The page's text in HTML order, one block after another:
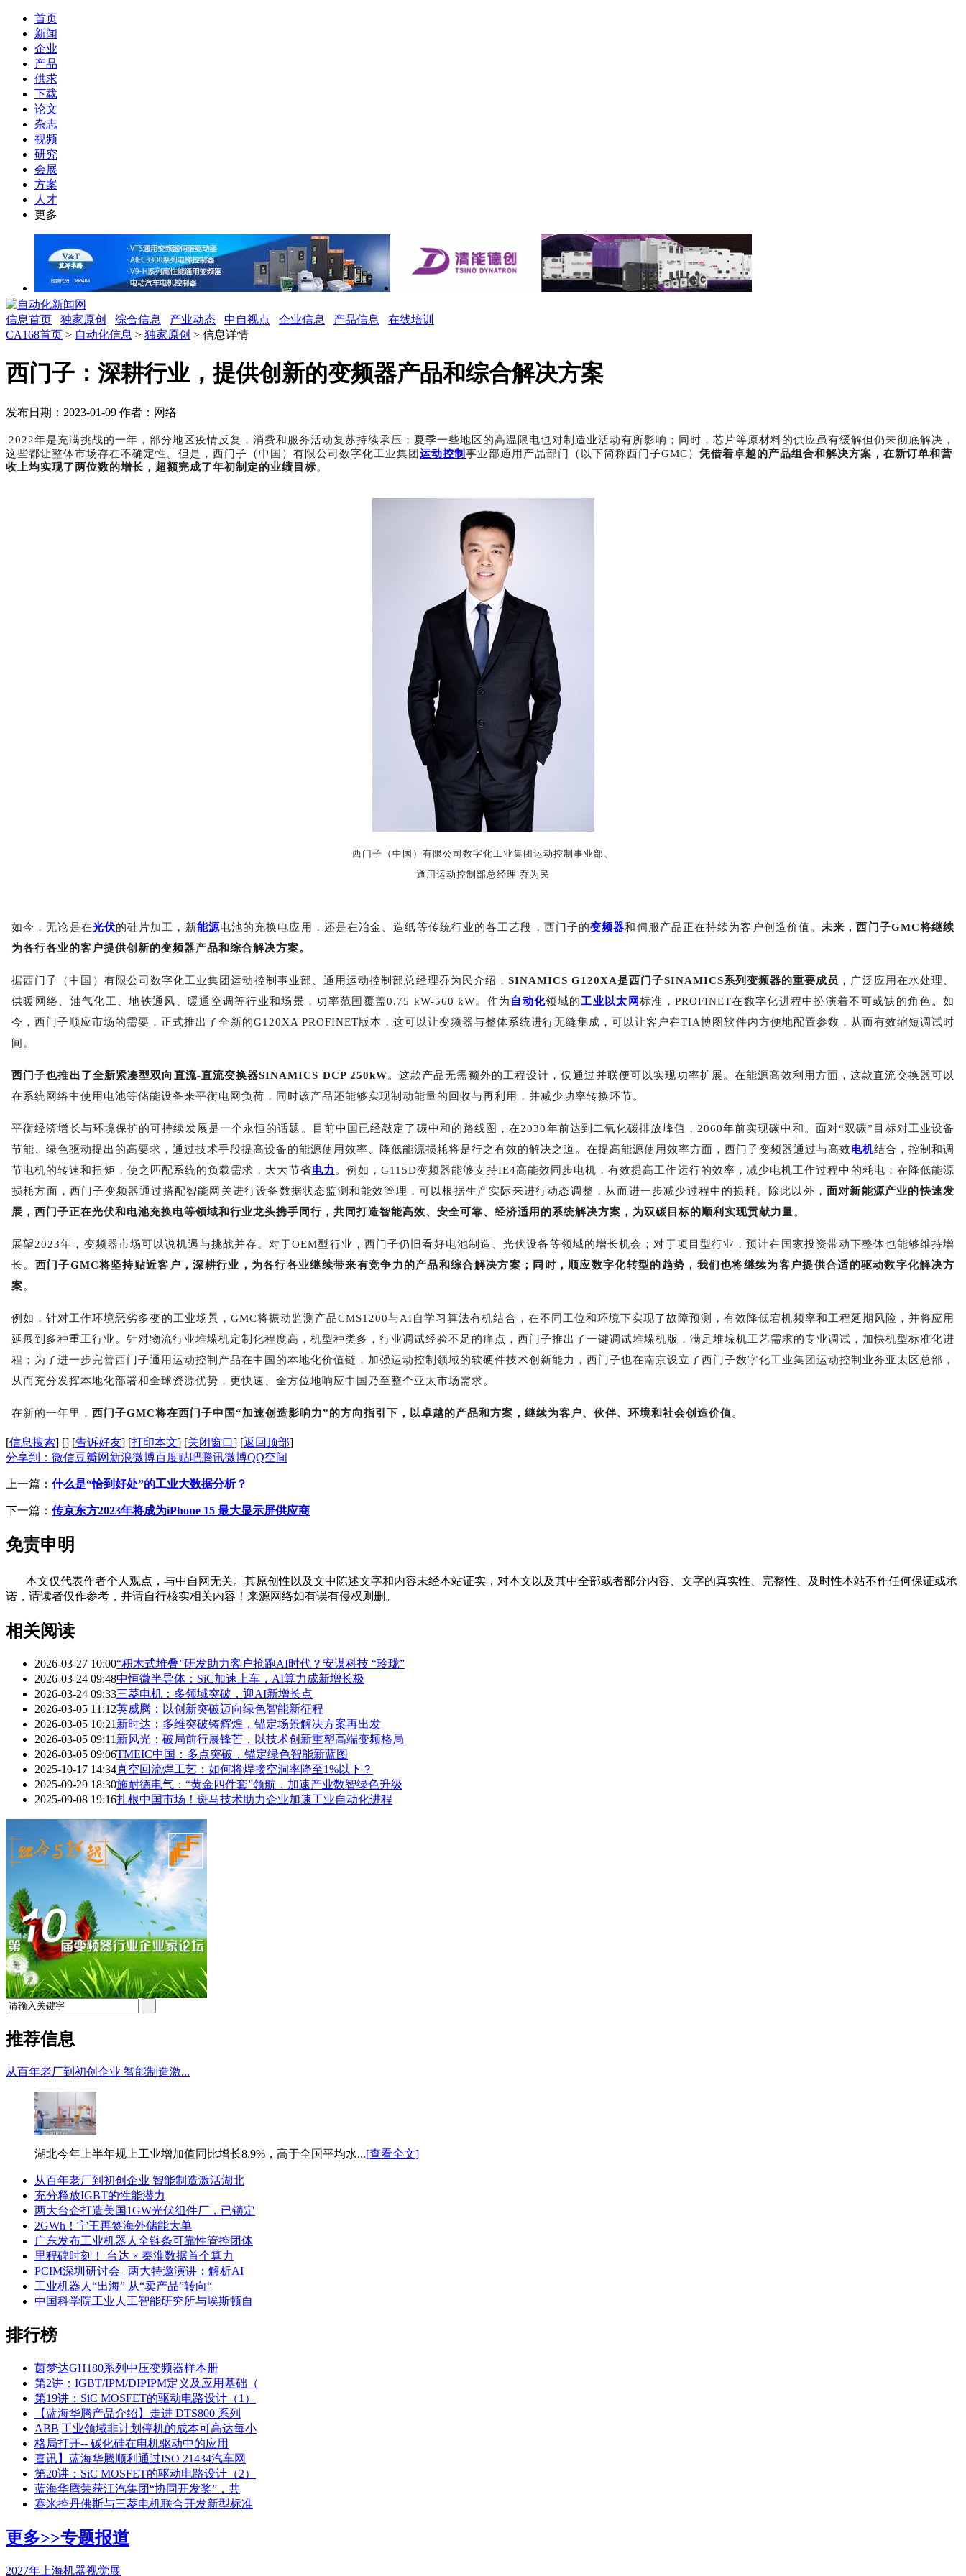
首页
新闻
企业
产品
供求
下载
论文
杂志
视频
研究
会展
方案
人才
更多
信息首页 独家原创 综合信息 产业动态 中自视点 企业信息 产品信息
在线培训
CA168首页 > 自动化信息 > 独家原创 > 信息详情
西门子：深耕行业，提供创新的变频器产品和综合解决方案
发布日期：2023-01-09 作者：网络
2022年是充满挑战的一年，部分地区疫情反复，消费和服务活动复苏持续承压；夏季一些地区的高温限电也对制造业活动有所影响；同时，芯片等原材料的供应虽有缓解但仍未彻底解决，
这些都让整体市场存在不确定性。但是，西门子（中国）有限公司数字化工业集团 运动控制 事业部通用产品部门（以下简称西门子GMC） 凭借着卓越的产品组合和解决方案，在新订单和营
收上均实现了两位数的增长，超额完成了年初制定的业绩目标。
西门子（中国）有限公司数字化工业集团运动控制事业部、
通用运动控制部总经理 乔为民
如今，无论是在光伏的硅片加工，新能源电池的充换电应用，还是在冶金、造纸等传统行业的各工艺段，西门子的变频器和伺服产品正在持续为客户创造价值。未来，西门子GMC将继续
为各行各业的客户提供创新的变频器产品和综合解决方案。
据西门子（中国）有限公司数字化工业集团运动控制事业部、通用运动控制部总经理乔为民介绍，SINAMICS G120XA是西门子SINAMICS系列变频器的重要成员， 广泛应用在水处理、
供暖网络、油气化工、地铁通风、暖通空调等行业和场景，功率范围覆盖0.75 kW-560 kW。作为 自动化领域的工业以太网标准， PROFINET在数字化进程中扮演着不可或缺的角色。如
今，西门子顺应市场的需要，正式推出了全新的G120XA PROFINET版本，这可以让变频器与整体系统进行无缝集成，可以让客户在TIA博图软件内方便地配置参数，从而有效缩短调试时
间。
西门子也推出了全新紧凑型双向直流-直流变换器SINAMICS DCP 250kW。这款产品无需额外的工程设计，仅通过并联便可以实现功率扩展。在能源高效利用方面，这款直流交换器可以
在系统网络中使用电池等储能设备来平衡电网负荷，同时该产品还能够实现制动能量的回收与再利用，并减少功率转换环节。
平衡经济增长与环境保护的可持续发展是一个永恒的话题。目前中国已经敲定了碳中和的路线图，在2030年前达到二氧化碳排放峰值， 2060年前实现碳中和。面对“双碳”目标对工业设备
节能、绿色驱动提出的高要求，通过技术手段提高设备的能源使用效率、降低能源损耗将是行之有效的解决之道。在提高能源使用效率方面，西门子变频器通过与高效电机结合，控制和调
节电机的转速和扭矩，使之匹配系统的负载需求，大大节省电力 。例如，G115D变频器能够支持IE4高能效同步电机，有效提高工作运行的效率，减少电机工作过程中的耗电；在降低能源
损耗方面，西门子变频器通过搭配智能网关进行设备数据状态监测和能效管理，可以根据生产实际来进行动态调整，从而进一步减少过程中的损耗。除此以外， 面对新能源产业的快速发
展，西门子正在光伏和电池充换电等领域和行业龙头携手同行，共同打造智能高效、安全可靠、经济适用的系统解决方案，为双碳目标的顺利实现贡献力量。
展望2023年，变频器市场可以说机遇与挑战并存。对于OEM型行业，西门子仍旧看好电池制造、光伏设备等领域的增长机会；对于项目型行业，预计在国家投资带动下整体也能够维持增
长。 西门子GMC将坚持贴近客户，深耕行业，为各行各业继续带来有竞争力的产品和综合解决方案；同时，顺应数字化转型的趋势，我们也将继续为客户提供合适的驱动数字化解决方
案。
例如，针对工作环境恶劣多变的工业场景， GMC将振动监测产品CMS1200与AI自学习算法有机结合，在不同工位和环境下实现了故障预测，有效降低宕机频率和工程延期风险，并将应用
延展到多种重工行业。针对物流行业堆垛机定制化程度高，机型种类多，行业调试经验不足的痛点，西门子推出了一键调试堆垛机版，满足堆垛机工艺需求的专业调试，加快机型标准化进
程；为了进一步完善西门子通用运动控制产品在中国的本地化价值链，加强运动控制领域的软硬件技术创新能力，西门子也在南京设立了西门子数字化工业集团运动控制业务亚太区总部，
从而充分发挥本地化部署和全球资源优势，更快速、全方位地响应中国乃至整个亚太市场需求。
在新的一年里， 西门子GMC将在西门子中国“加速创造影响力”的方向指引下，以卓越的产品和方案，继续为客户、伙伴、环境和社会创造价值。
[信息搜索] [] [告诉好友] [打印本文] [关闭窗口] [返回顶部]
分享到： 微信豆瓣网 新浪微博百度贴吧腾讯微博QQ空间
上一篇： 什么是“恰到好处”的工业大数据分析？
下一篇： 传京东方2023年将成为iPhone 15 最大显示屏供应商
免责申明
本文仅代表作者个人观点，与中自网无关。其原创性以及文中陈述文字和内容未经本站证实，对本文以及其中全部或者部分内容、文字的真实性、完整性、及时性本站不作任何保证或承
诺，请读者仅作参考，并请自行核实相关内容！来源网络如有误有侵权则删。
相关阅读
2026-03-27 10:00“积木式堆叠”研发助力客户抢跑AI时代？安谋科技 “玲珑”
2026-03-24 09:48中恒微半导体：SiC加速上车，AI算力成新增长极
2026-03-24 09:33三菱电机：多领域突破，迎AI新增长点
2026-03-05 11:12英威腾：以创新突破迈向绿色智能新征程
2026-03-05 10:21 新时达：多维突破铸辉煌，锚定场景解决方案再出发
2026-03-05 09:11 新风光：破局前行展锋芒，以技术创新重塑高端变频格局
2026-03-05 09:06TMEIC中国：多点突破，锚定绿色智能新蓝图
2025-10-17 14:34真空回流焊工艺：如何将焊接空洞率降至1%以下？
2025-09-29 18:30施耐德电气：“黄金四件套”领航，加速产业数智绿色升级
2025-09-08 19:16扎根中国市场！斑马技术助力企业加速工业自动化进程
推荐信息
从百年老厂到初创企业 智能制造激...
湖北今年上半年规上工业增加值同比增长8.9%，高于全国平均水...[查看全文]
从百年老厂到初创企业 智能制造激活湖北
充分释放IGBT的性能潜力
两大台企打造美国1GW光伏组件厂，已锁定
2GWh！宁王再签海外储能大单
广东发布工业机器人全链条可靠性管控团体
里程碑时刻！ 台达 × 秦淮数据首个算力
PCIM深圳研讨会 | 两大特邀演讲：解析AI
工业机器人“出海” 从“卖产品”转向“
中国科学院工业人工智能研究所与埃斯顿自
排行榜
茵梦达GH180系列中压变频器样本册
第2讲：IGBT/IPM/DIPIPM定义及应用基础（
第19讲：SiC MOSFET的驱动电路设计（1）
【蓝海华腾产品介绍】走进 DTS800 系列
ABB|工业领域非计划停机的成本可高达每小
格局打开-- 碳化硅在电机驱动中的应用
喜讯】蓝海华腾顺利通过ISO 21434汽车网
第20讲：SiC MOSFET的驱动电路设计（2）
蓝海华腾荣获江汽集团“协同开发奖”，共
赛米控丹佛斯与三菱电机联合开发新型标准
更多>>专题报道
2027年上海机器视觉展